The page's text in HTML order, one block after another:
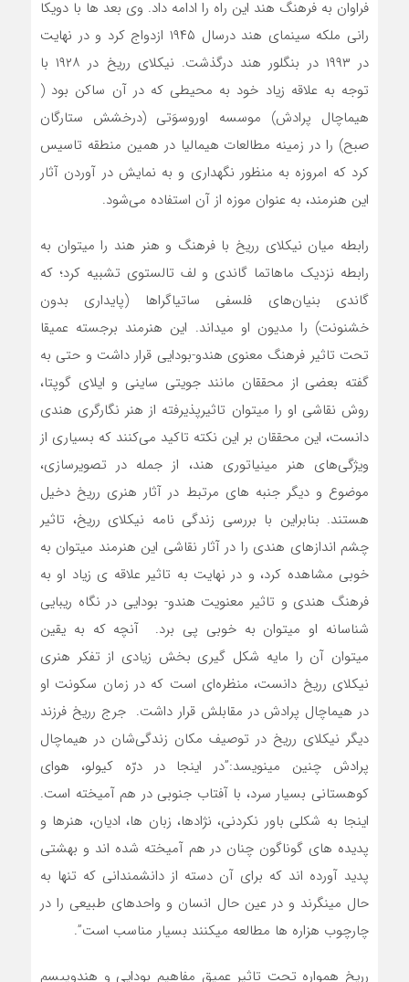
فراوان به فرهنگ هند این راه را ادامه داد. وی بعد ها با دویکا
رانی ملکه سینمای هند درسال ۱۹۴۵ ازدواج کرد و در نهایت
در ۱۹۹۳ در بنگلور هند درگذشت. نیکلای رریخ در ۱۹۲۸ با
توجه به علاقه زیاد خود به محیطی که در آن ساکن بود (
هیماچال پرادش) موسسه اوروسوَتی (درخشش ستارگان
صبح) را در زمینه مطالعات هیمالیا در همین منطقه تاسیس
کرد که امروزه به منظور نگهداری و به نمایش در آوردن آثار
این هنرمند، به عنوان موزه از آن استفاده می‌شود.
رابطه میان نیکلای رریخ با فرهنگ و هنر هند را میتوان به
رابطه نزدیک ماهاتما گاندی و لف تالستوی تشبیه کرد؛ که
گاندی بنیان‌های فلسفی ساتیاگراها (پایداری بدون
خشنونت) را مدیون او میداند. این هنرمند برجسته عمیقا
تحت تاثیر فرهنگ معنوی هندو-بودایی قرار داشت و حتی به
گفته بعضی از محققان مانند جویتی ساینی و ایلای گوپتا،
روش نقاشی او را میتوان تاثیرپذیرفته از هنر نگارگری هندی
دانست، این محققان بر این نکته تاکید می‌کنند که بسیاری از
ویژگی‌های هنر مینیاتوری هند، از جمله در تصویرسازی،
موضوع و دیگر جنبه های مرتبط در آثار هنری رریخ دخیل
هستند. بنابراین با بررسی زندگی نامه نیکلای رریخ، تاثیر
چشم اندازهای هندی را در آثار نقاشی این هنرمند میتوان به
خوبی مشاهده کرد، و در نهایت به تاثیر علاقه ی زیاد او به
فرهنگ هندی و تاثیر معنویت هندو- بودایی در نگاه ریبایی
شناسانه او میتوان به خوبی پی برد. آنچه که به یقین
میتوان آن را مایه شکل گیری بخش زیادی از تفکر هنری
نیکلای رریخ دانست، منظره‌ای است که در زمان سکونت او
در هیماچال پرادش در مقابلش قرار داشت. جرج رریخ فرزند
دیگر نیکلای رریخ در توصیف مکان زندگی‌شان در هیماچال
پرادش چنین مینویسد:”در اینجا در درّه کیولو، هوای
کوهستانی بسیار سرد، با آفتاب جنوبی در هم آمیخته است.
اینجا به شکلی باور نکردنی، نژادها، زبان ها، ادیان، هنرها و
پدیده های گوناگون چنان در هم آمیخته شده اند و بهشتی
پدید آورده اند که برای آن دسته از دانشمندانی که تنها به
حال مینگرند و در عین حال انسان و واحدهای طبیعی را در
چارچوب هزاره ها مطالعه میکنند بسیار مناسب است”.
رریخ همواره تحت تاثیر عمیق مفاهیم بودایی و هندوییسم